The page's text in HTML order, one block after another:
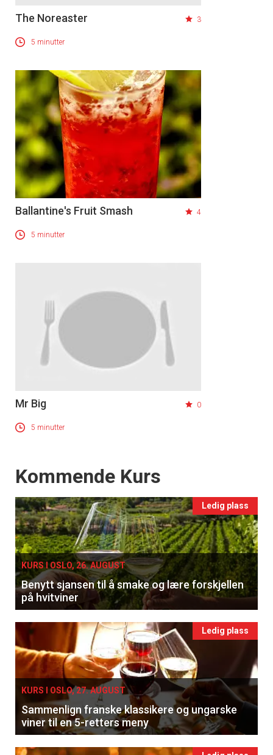
Få ukentlige nyhetsbrev fra
Apéritif
Vi tilbyr flere ukentlige nyhetsbrev. Du
kan fritt velge hvilke du ønsker å få
tilsendt.
Registrer deg
The Noreaster 3
5 minutter
Ballantine's Fruit Smash 4
5 minutter
Mr Big 0
5 minutter
Events
Kommende Kurs
Ledig plass
KURS I OSLO, 26. AUGUST
Benytt sjansen til å smake og lære forskjellen
på hvitviner
Ledig plass
KURS I OSLO, 27. AUGUST
Sammenlign franske klassikere og ungarske
viner til en 5-retters meny